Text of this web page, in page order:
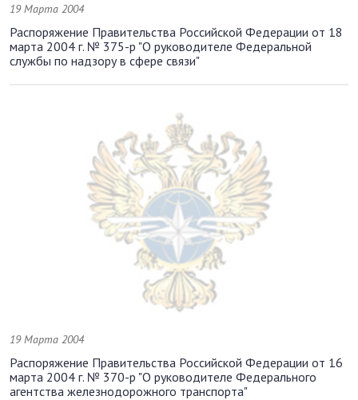
19 Марта 2004
Распоряжение Правительства Российской Федерации от 18
марта 2004 г. № 375-р "О руководителе Федеральной
службы по надзору в сфере связи"
19 Марта 2004
Распоряжение Правительства Российской Федерации от 16
марта 2004 г. № 370-р "О руководителе Федерального
агентства железнодорожного транспорта"